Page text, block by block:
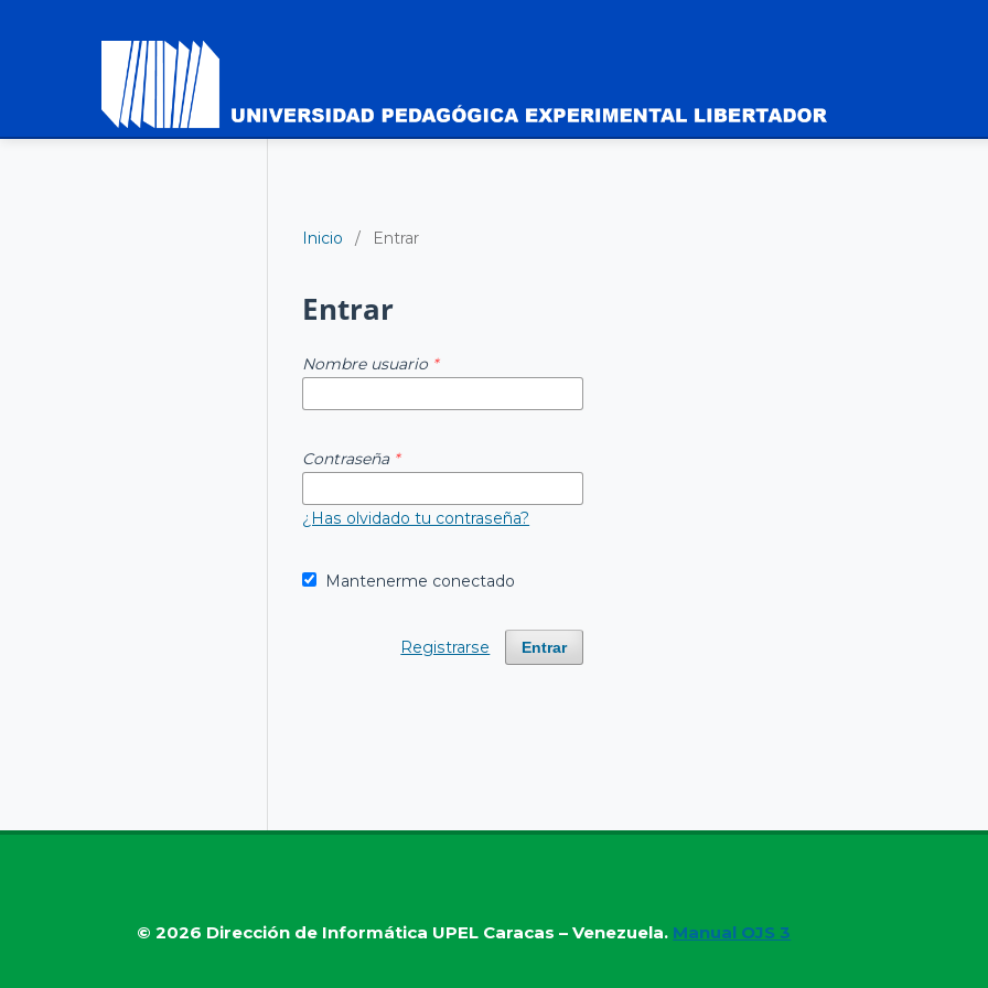
Inicio / Entrar
Entrar
Nombre usuario *
Contraseña *
¿Has olvidado tu contraseña?
Mantenerme conectado
Entrar
Registrarse
© 2026 Dirección de Informática UPEL Caracas – Venezuela. Manual OJS 3